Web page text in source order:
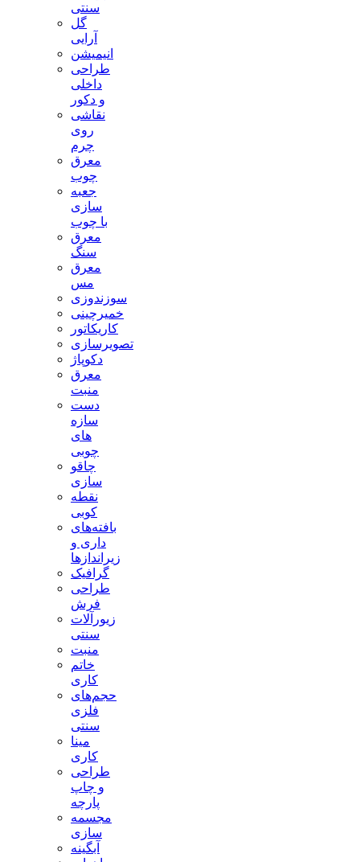
سنتی
گل
آرایی
انیمیشن
طراحی
داخلی
و دکور
نقاشی
روی
چرم
معرق
چوب
جعبه
سازی
با چوب
معرق
سنگ
معرق
مس
سوزندوزی
خمیرچینی
کاریکاتور
تصویرسازی
دکوپاژ
معرق
منبت
دست
سازه
های
چوبی
چاقو
سازی
نقطه
کوبی
بافته‌های
داری و
زیراندازها
گرافیک
طراحی
فرش
زیورآلات
سنتی
منبت
خاتم
کاری
حجم‌های
فلزی
سنتی
مینا
کاری
طراحی
و چاپ
پارچه
مجسمه
سازی
آبگینه